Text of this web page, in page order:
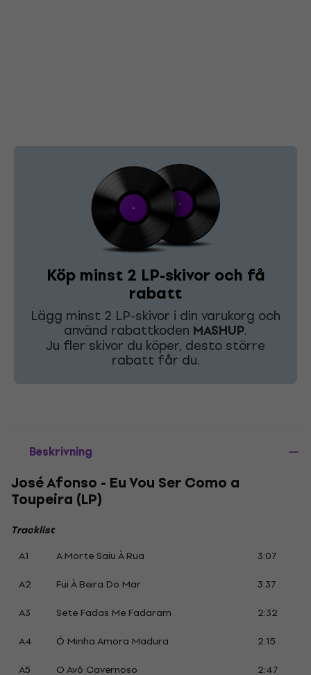
Köp minst 2 LP-skivor och få
rabatt
Lägg minst 2 LP-skivor i din varukorg och
använd rabattkoden MASHUP.
Ju fler skivor du köper, desto större
rabatt får du.
Beskrivning
José Afonso - Eu Vou Ser Como a
Toupeira (LP)
Tracklist
A1
A Morte Saiu À Rua
3:07
A2
Fui À Beira Do Mar
3:37
A3
Sete Fadas Me Fadaram
2:32
A4
Ó Minha Amora Madura
2:15
A5
O Avô Cavernoso 2:47